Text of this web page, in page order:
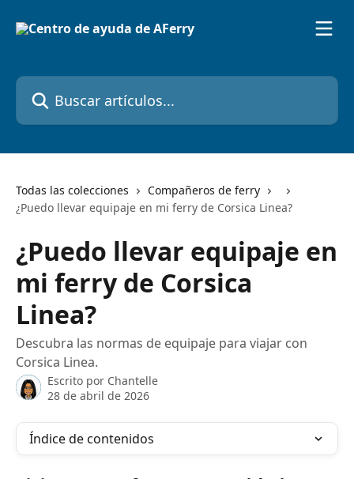
Buscar artículos...
Todas las colecciones
Compañeros de ferry
¿Puedo llevar equipaje en mi ferry de Corsica Linea?
¿Puedo llevar equipaje en
mi ferry de Corsica
Linea?
Descubra las normas de equipaje para viajar con
Corsica Linea.
Escrito por Chantelle
28 de abril de 2026
Índice de contenidos